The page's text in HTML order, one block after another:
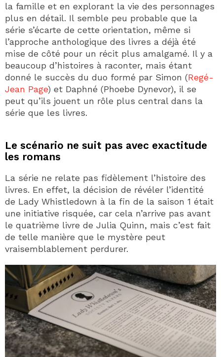
la famille et en explorant la vie des personnages
plus en détail. Il semble peu probable que la
série s’écarte de cette orientation, même si
l’approche anthologique des livres a déjà été
mise de côté pour un récit plus amalgamé. Il y a
beaucoup d’histoires à raconter, mais étant
donné le succès du duo formé par Simon (Regé-
Jean Page) et Daphné (Phoebe Dynevor), il se
peut qu’ils jouent un rôle plus central dans la
série que les livres.
Le scénario ne suit pas avec exactitude
les romans
La série ne relate pas fidèlement l’histoire des
livres. En effet, la décision de révéler l’identité
de Lady Whistledown à la fin de la saison 1 était
une initiative risquée, car cela n’arrive pas avant
le quatrième livre de Julia Quinn, mais c’est fait
de telle manière que le mystère peut
vraisemblablement perdurer.